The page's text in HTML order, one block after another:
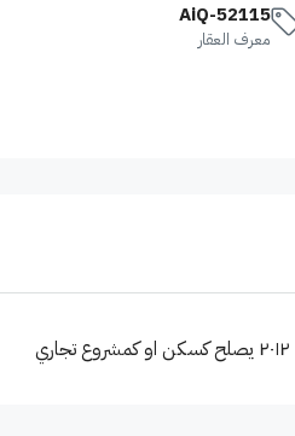
AiQ-52115
معرف العقار